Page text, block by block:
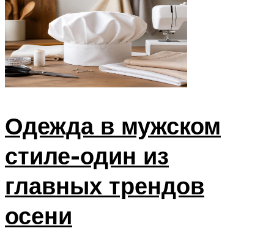
Одежда в мужском
стиле-один из
главных трендов
осени